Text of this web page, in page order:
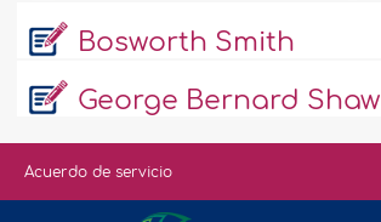
Bosworth Smith
George Bernard Shaw
Acuerdo de servicio